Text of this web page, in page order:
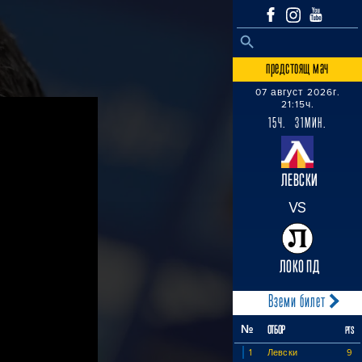
Search
SEARCH BUTTON
предстоящ мач
07 август 2026г.
21:15ч.
15Ч. 31МИН.
ЛЕВСКИ
VS
ЛОКО ПД
Вземи билет
№ ОТБОР PTS
1 Левски 9